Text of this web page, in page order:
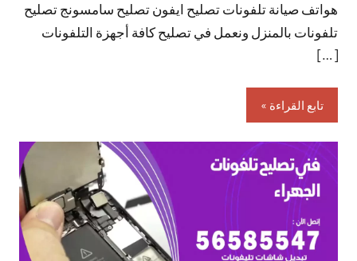
هواتف صيانة تلفونات تصليح ايفون تصليح سامسونج تصليح
تلفونات بالمنزل ونعمل في تصليح كافة أجهزة التلفونات
[…]
تابع القراءة